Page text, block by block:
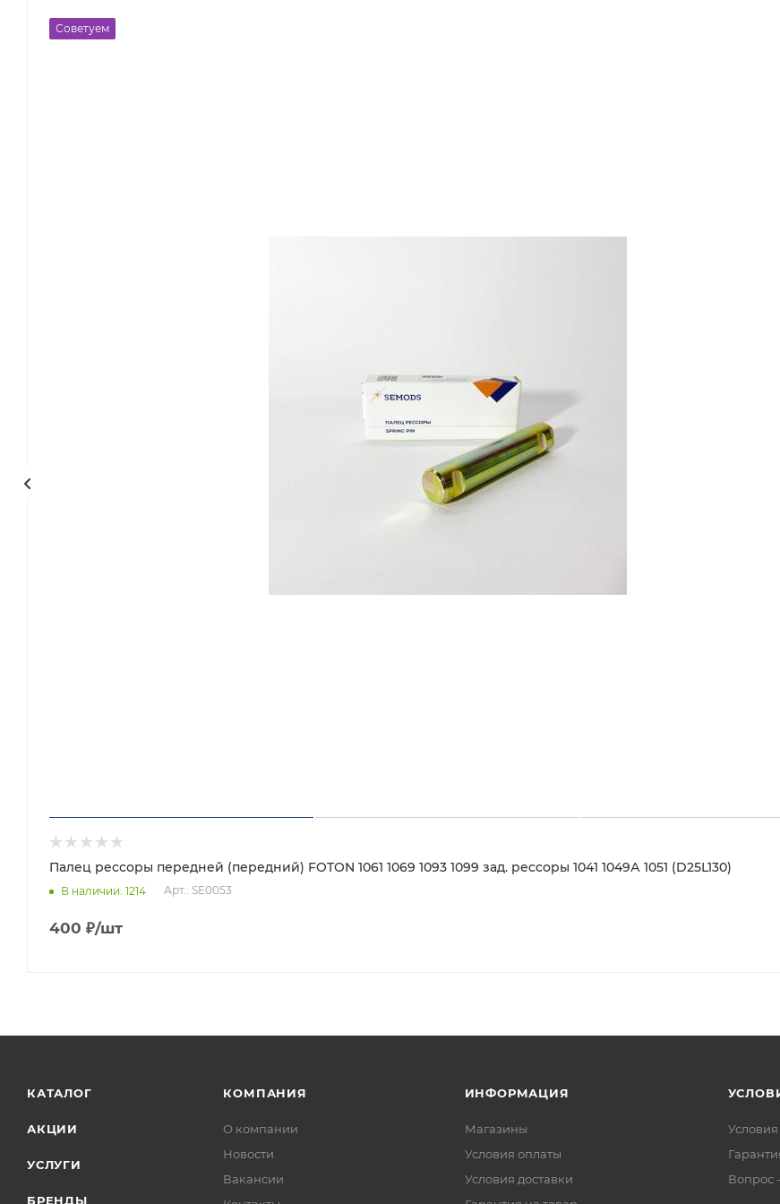
Советуем
Палец рессоры передней (передний) FOTON 1061 1069 1093 1099 зад. рессоры 1041 1049А 1051 (D25L130)
В наличии: 1214 Арт.: SE0053
400 ₽/шт
КАТАЛОГ
АКЦИИ
УСЛУГИ
БРЕНДЫ
КОМПАНИЯ
О компании
Новости
Вакансии
ИНФОРМАЦИЯ
Магазины
Условия оплаты
Условия доставки
Условия
Вопрос